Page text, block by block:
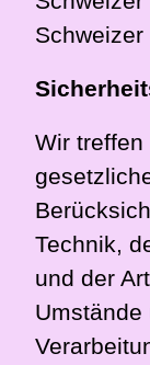
Schweizer
Wir
Technik,
und der
Umstände